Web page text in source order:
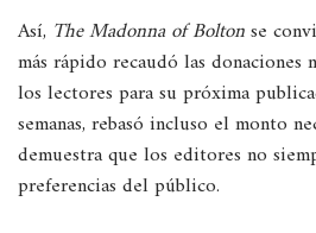
Así, The Madonna of Boltonse
más rápido recaudó las donaciones
los lectores para su próxima
semanas, rebasó incluso el monto
demuestra que los editores no
preferencias del público.